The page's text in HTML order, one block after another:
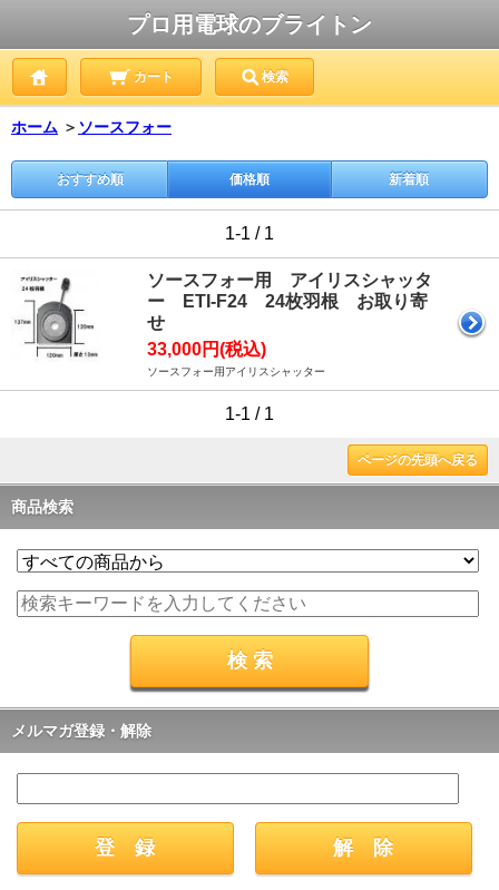
プロ用電球のブライトン
カート 検索
ホーム ＞ ソースフォー
おすすめ順 価格順 新着順
1-1 / 1
ソースフォー用 アイリスシャッタ
ー ETI-F24 24枚羽根 お取り寄
せ
33,000円(税込)
ソースフォー用アイリスシャッター
1-1 / 1
ページの先頭へ戻る
商品検索
メルマガ登録・解除